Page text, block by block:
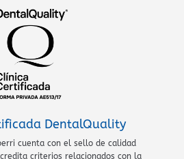
DentalQuality
cuenta con el sello de calidad
criterios relacionados con la